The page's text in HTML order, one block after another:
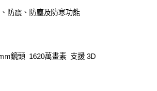
防震、防塵及防寒功能
鏡頭 1620萬畫素 支援 3D